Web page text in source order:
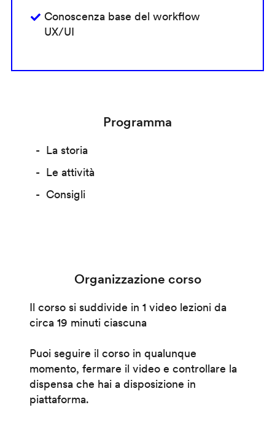
Conoscenza base del workflow
UX/UI
Programma
La storia
Le attività
Consigli
Organizzazione corso
Il corso si suddivide in 1 video lezioni da
circa 19 minuti ciascuna
Puoi seguire il corso in qualunque
momento, fermare il video e controllare la
dispensa che hai a disposizione in
piattaforma.